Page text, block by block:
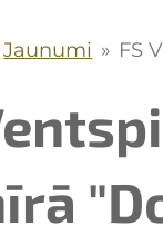
Jaunumi » FS